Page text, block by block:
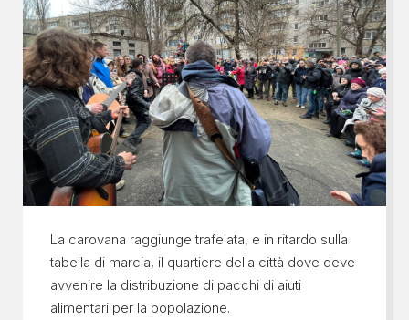
La carovana raggiunge trafelata, e in ritardo sulla
tabella di marcia, il quartiere della città dove deve
avvenire la distribuzione di pacchi di aiuti
alimentari per la popolazione.